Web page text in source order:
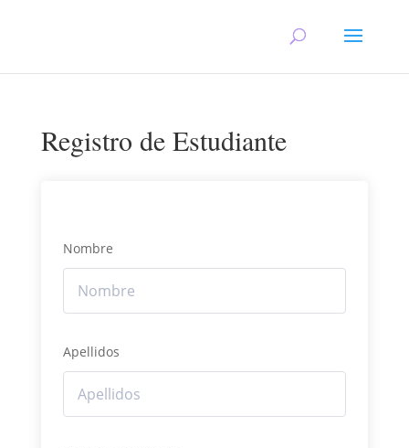
Registro de Estudiante
Nombre
Apellidos